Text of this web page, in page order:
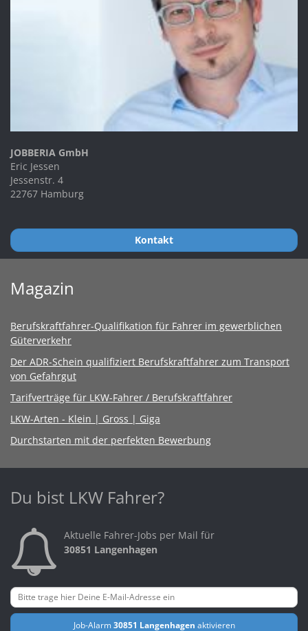
JOBBERIA GmbH
Eric Jessen
Jessenstr. 4
22767 Hamburg
Kontakt
Magazin
Berufskraftfahrer-Qualifikation für Fahrer im gewerblichen
Güterverkehr
Der ADR-Schein qualifiziert Berufskraftfahrer zum Transport
von Gefahrgut
Tarifverträge für LKW-Fahrer / Berufskraftfahrer
LKW-Arten - Klein | Gross | Giga
Durchstarten mit der perfekten Bewerbung
Du bist LKW Fahrer?
Aktuelle Fahrer-Jobs per Mail für
30851 Langenhagen
Job-Alarm30851 Langenhagen aktivieren